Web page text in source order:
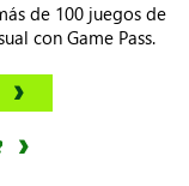
de 100 juegos de
con Game Pass.